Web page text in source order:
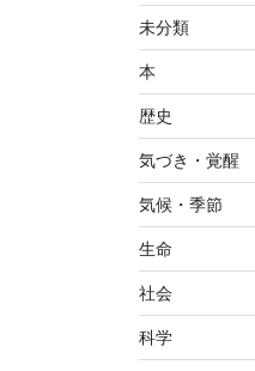
未分類
本
歴史
気づき・覚醒
気候・季節
生命
社会
科学